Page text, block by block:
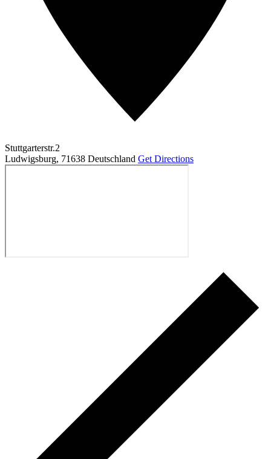
Stuttgarterstr.2
Ludwigsburg, 71638 Deutschland Get Directions